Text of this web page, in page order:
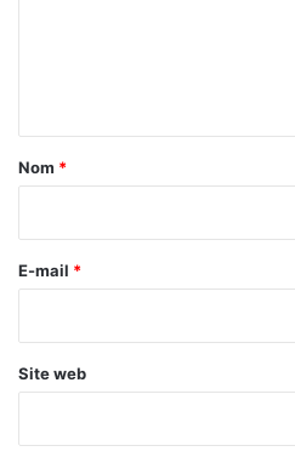
a
e
Nom *
E-mail *
Site web